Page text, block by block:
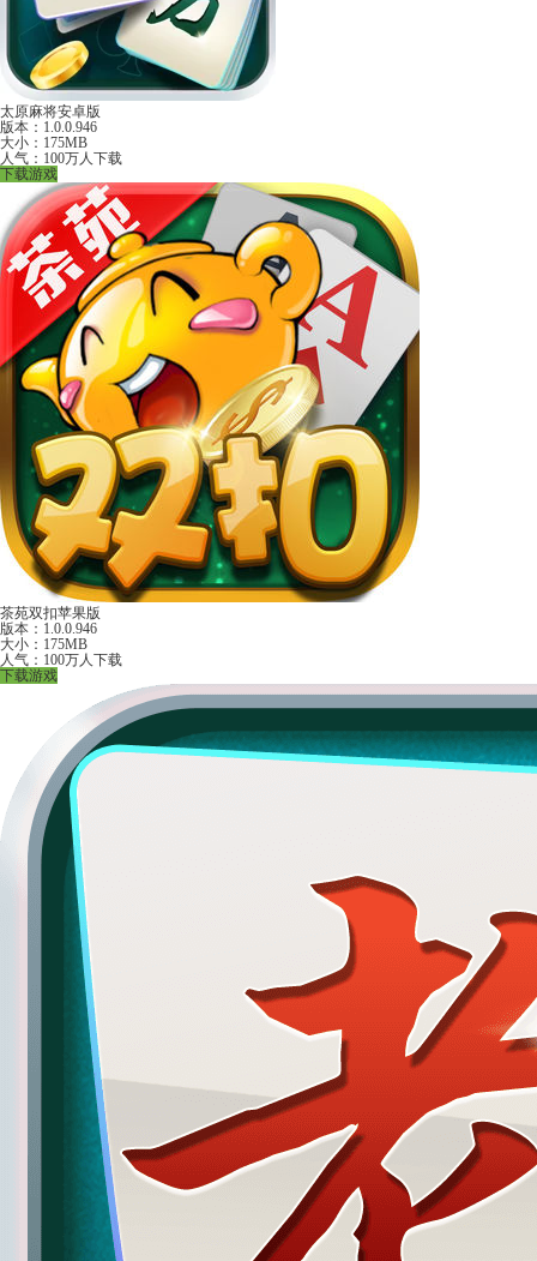
太原麻将安卓版
版本：1.0.0.946
大小：175MB
人气：100万人下载
下载游戏
茶苑双扣苹果版
版本：1.0.0.946
大小：175MB
人气：100万人下载
下载游戏